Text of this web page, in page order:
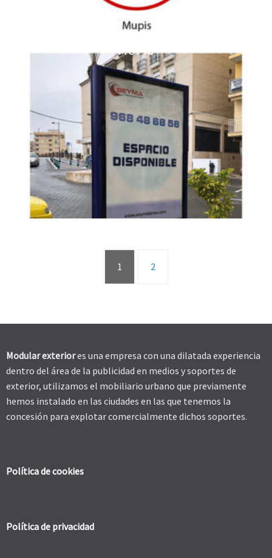
MUPIS
1 2
Modular exteriores una empresa con una dilatada experiencia
dentro del área de la publicidad en medios y soportes de
exterior, utilizamos el mobiliario urbano que previamente
hemos instalado en las ciudades en las que tenemos la
concesión para explotar comercialmente dichos soportes.
Política de cookies
Política de privacidad